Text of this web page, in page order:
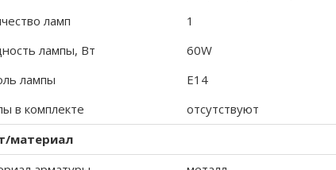
ламп
1
лампы, Вт
60W
лампы
E14
в комплекте
отсутствуют
материал